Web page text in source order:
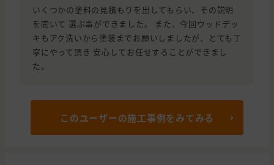
いくつかの塗料の見積もりを出してもらい、その説明
を聞いて 選ぶ事ができました。 また、今回ウッドデッ
キもアク洗いから塗装までお願いしましたが、とても丁
寧にやって頂き 安心してお任せすることができまし
た。
このユーザーの施工事例をみてみる